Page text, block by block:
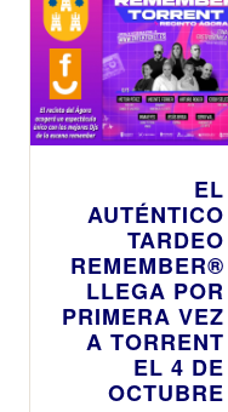
EL
AUTÉNTICO
TARDEO
REMEMBER®
LLEGA POR
PRIMERA VEZ
A TORRENT
EL 4 DE
OCTUBRE